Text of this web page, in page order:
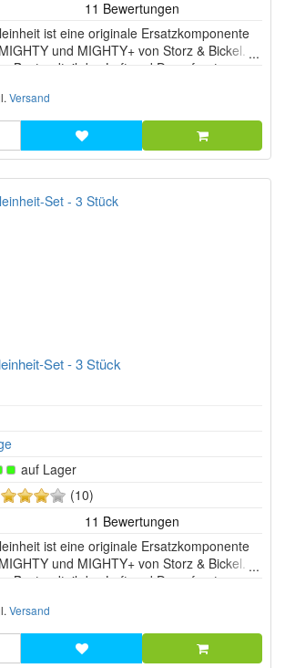
Sternen!
ist eine originale Ersatzkomponente
und MIGHTY+ von Storz & Bickel.
Bestandteil des Luft und Dampfsystems
der erzeugte Dampf auf dem Weg zum
abgekühlt wird.
Versand
Set - 3 Stück
auf Lager
4
Sternen!
(10)
ist eine originale Ersatzkomponente
und MIGHTY+ von Storz & Bickel.
Bestandteil des Luft und Dampfsystems
der erzeugte Dampf auf dem Weg zum
abgekühlt wird.
Versand